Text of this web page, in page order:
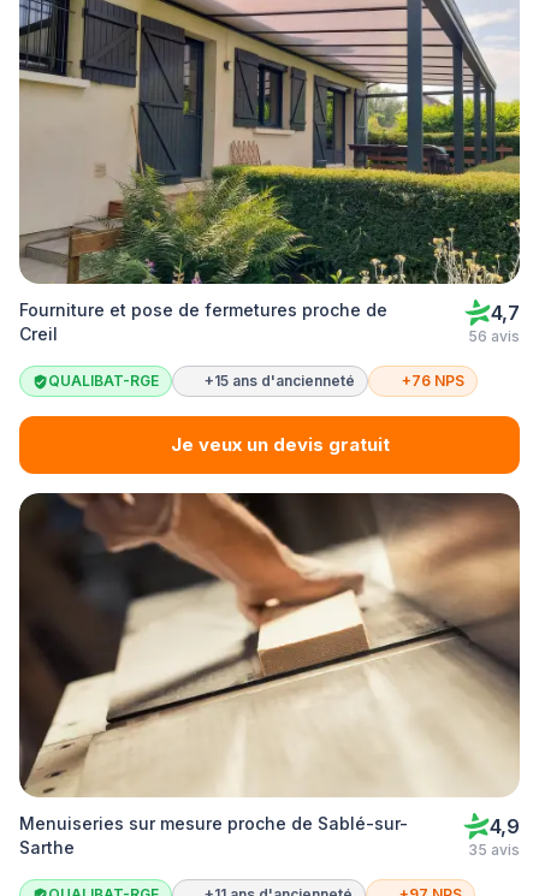
Fourniture et pose de fermetures proche de
Creil
4,7
56 avis
QUALIBAT-RGE +15 ans d'ancienneté +76 NPS
Je veux un devis gratuit
Menuiseries sur mesure proche de Sablé-sur-
Sarthe
4,9
35 avis